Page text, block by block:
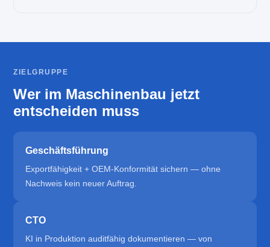
ZIELGRUPPE
Wer im Maschinenbau jetzt
entscheiden muss
Geschäftsführung
Exportfähigkeit + OEM-Konformität sichern — ohne
Nachweis kein neuer Auftrag.
CTO
KI in Produktion auditfähig dokumentieren — von